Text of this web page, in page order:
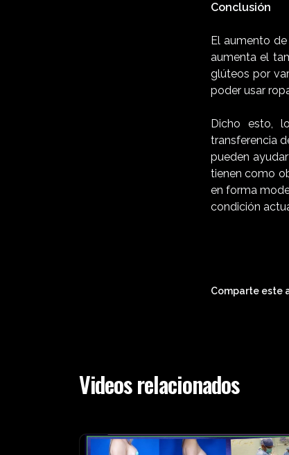
Conclusión
El aumento
aumenta el
glúteos por
poder usar
Dicho esto,
transferencia
pueden
tienen como
en forma
condición
Comparte este
Videos relacionados